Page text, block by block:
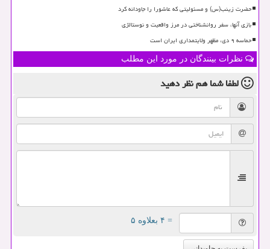
حضرت زینب(س) و مسئولیتی که عاشورا را جاودانه کرد
بازی آنها، سفر روانشناختی در مرز واقعیت و نوستالژی
حماسه ۹ دی، مظهر ولایتمداری ایران است
نظرات بینندگان در مورد این مطلب
لطفا شما همنظر دهید
= ۴ بعلاوه ۵